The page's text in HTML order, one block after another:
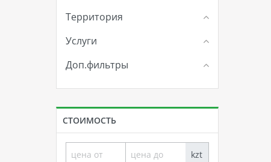
Территория
Услуги
Доп.фильтры
СТОИМОСТЬ
kzt